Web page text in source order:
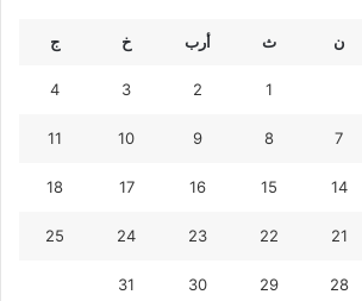
ن ث أرب خ ج
1
2
3
4
7
8
9
10
11
14
15
16
17
18
21
22
23
24
25
28
29
30
31